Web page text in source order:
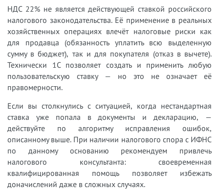
НДС 22% не является действующей ставкой российского
налогового законодательства. Её применение в реальных
хозяйственных операциях влечёт налоговые риски как
для продавца (обязанность уплатить всю выделенную
сумму в бюджет), так и для покупателя (отказ в вычете).
Технически 1С позволяет создать и применить любую
пользовательскую ставку — но это не означает её
правомерности.
Если вы столкнулись с ситуацией, когда нестандартная
ставка уже попала в документы и декларацию, —
действуйте по алгоритму исправления ошибок,
описанному выше. При наличии налогового спора с ИФНС
по данному основанию рекомендуем привлечь
налогового консультанта: своевременная
квалифицированная помощь позволяет избежать
доначислений даже в сложных случаях.